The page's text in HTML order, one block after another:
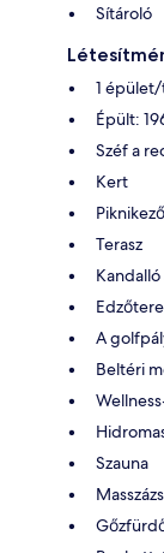
Sítároló
1
Épült:
Széf a
Kert
Terasz
A
Beltéri
Szauna